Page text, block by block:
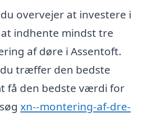
overvejer at investere i
indhente mindst tre
af døre i Assentoft.
træffer den bedste
få den bedste værdi for
xn--montering-af-dre-